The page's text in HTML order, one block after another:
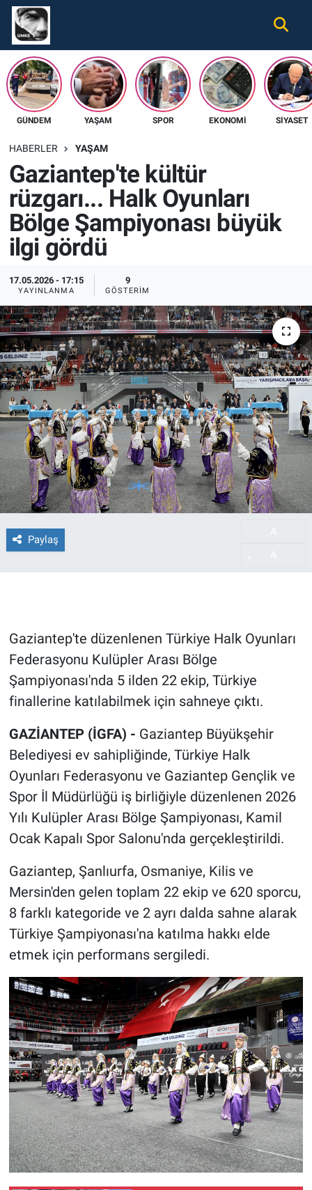
GÜNDEM YAŞAM SPOR EKONOMI SIYASET
HABERLER YAŞAM
Gaziantep'te kültür
rüzgarı... Halk Oyunları
Bölge Şampiyonası büyük
ilgi gördü
17.05.2026 - 17:15
YAYINLANMA
9
GÖSTERIM
Paylaş
Gaziantep'te düzenlenen Türkiye Halk Oyunları
Federasyonu Kulüpler Arası Bölge
Şampiyonası'nda 5 ilden 22 ekip, Türkiye
finallerine katılabilmek için sahneye çıktı.
GAZİANTEP (İGFA) - Gaziantep Büyükşehir
Belediyesi ev sahipliğinde, Türkiye Halk
Oyunları Federasyonu ve Gaziantep Gençlik ve
Spor İl Müdürlüğü iş birliğiyle düzenlenen 2026
Yılı Kulüpler Arası Bölge Şampiyonası, Kamil
Ocak Kapalı Spor Salonu'nda gerçekleştirildi.
Gaziantep, Şanlıurfa, Osmaniye, Kilis ve
Mersin'den gelen toplam 22 ekip ve 620 sporcu,
8 farklı kategoride ve 2 ayrı dalda sahne alarak
Türkiye Şampiyonası'na katılma hakkı elde
etmek için performans sergiledi.
Gündem
Ekonomi
Spor
Tüm Haberler
İletişim
Nöbetçi Eczaneler
Hava Durumu
Namaz Vakitleri
Süper Lig Puan Durumu ve Fikstür
Tüm Manşetler